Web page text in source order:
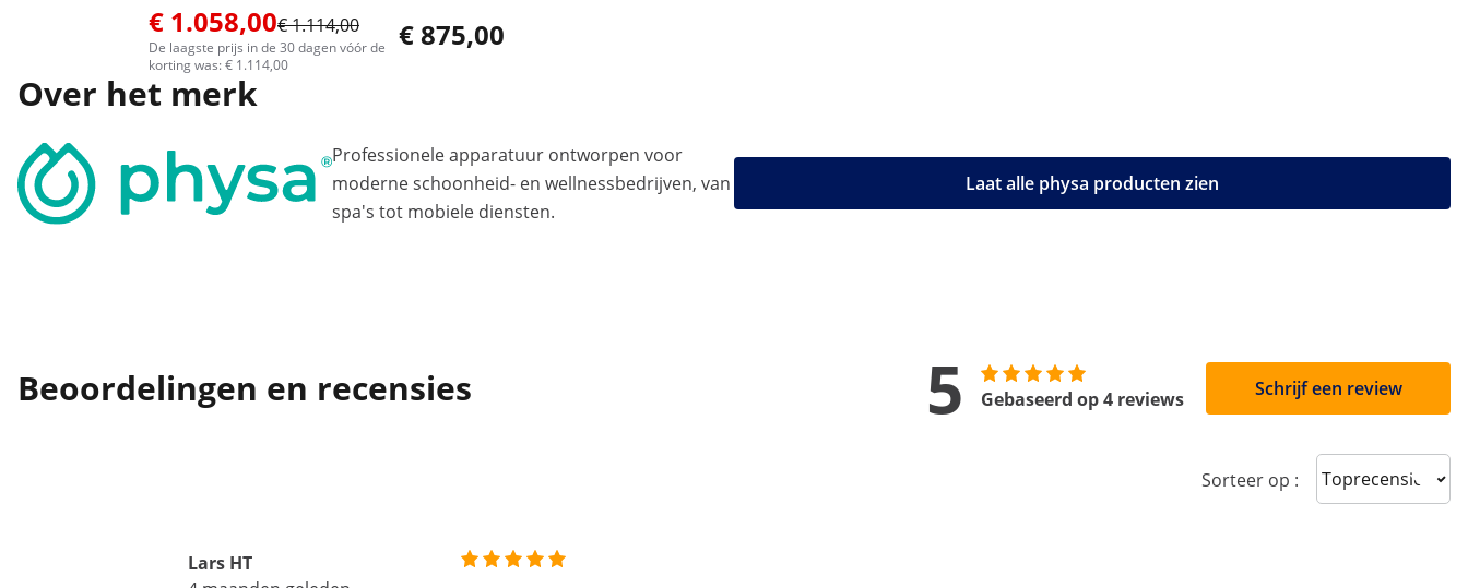
€ 1.058,00€ 1.114,00
De laagste prijs in de 30 dagen vóór de
korting was: € 1.114,00
€ 875,00
Over het merk
Professionele apparatuur ontworpen voor
moderne schoonheid- en wellnessbedrijven, van
spa's tot mobiele diensten.
Laat alle physa producten zien
Beoordelingen en recensies 5 Gebaseerd op 4 reviews Schrijf een review
Sorteer op : Sort reviews
Lars HT